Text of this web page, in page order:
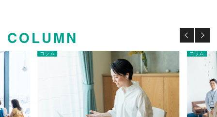
COLUMN
コラム コラム